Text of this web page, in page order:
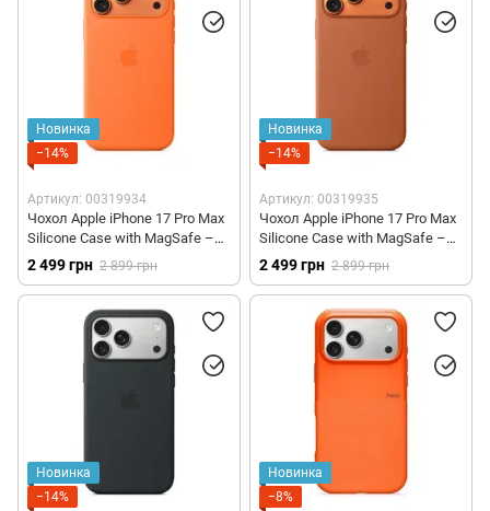
Новинка
−14%
Артикул: 00319934
Чохол Apple iPhone 17 Pro Max
Silicone Case with MagSafe –
Orange (MGFL4)
2 499 грн 2 899 грн
Новинка
−14%
Артикул: 00319935
Чохол Apple iPhone 17 Pro Max
Silicone Case with MagSafe –
Terra Cotta (MGFQ4)
2 499 грн 2 899 грн
Новинка
−14%
Новинка
−8%